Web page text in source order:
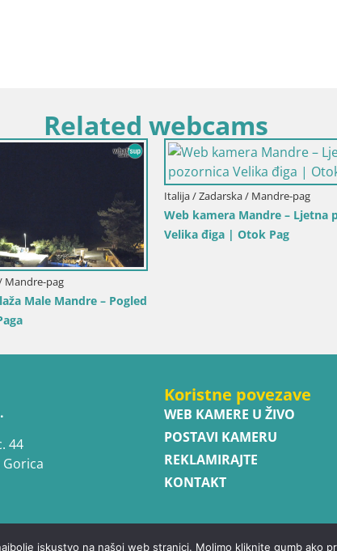
Related webcams
/ Trapani
Isole dello Stagnone –
Center
44
Gorica
Koristne povezave
WEB KAMERE U ŽIVO
POSTAVI KAMERU
REKLAMIRAJTE
KONTAKT
iskustvo na našoj web stranici. Molimo kliknite gumb ako